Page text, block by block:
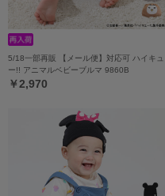
5/18一部再販 【メール便】対応可 ハイキュ
ー!! アニマルベビーブルマ 9860B
￥2,970